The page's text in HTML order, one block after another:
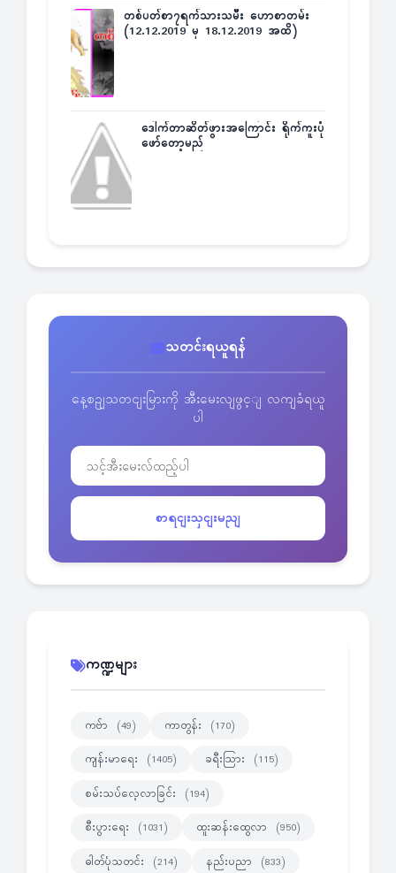
တစ်ပတ်စာ၇ရက်သားသမီး ဟောစာတမ်း
(12.12.2019 မှ 18.12.2019 အထိ)
ဒေါက်တာဆိတ်ဖွားအကြောင်း ရိုက်ကူးပုံ
ဖော်တော့မည်
သတင်းရယူရန်
နေ့စဥျသတငျးမြားကို အီးမေးလျဖွင့ျ လကျခံရယူ
ပါ
စာရငျးသှငျးမညျ
ကဏ္ဍများ
ကဗ်ာ (49) ကာတွန်း (170)
ကျန်းမာရေး (1405) ခရီးသြား (115)
စမ်းသပ်လေ့လာခြင်း (194)
စီးပွားရေး (1031) ထူးဆန်းထွေလာ (950)
ဓါတ်ပုံသတင်း (214) နည်းပညာ (833)